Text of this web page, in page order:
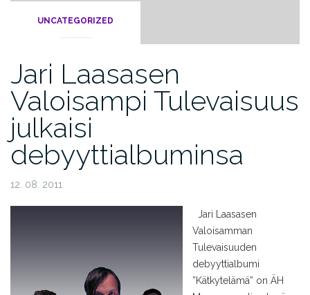
UNCATEGORIZED
Jari Laasasen
Valoisampi Tulevaisuus
julkaisi
debyyttialbuminsa
12. 08. 2011
Jari Laasasen
Valoisamman
Tulevaisuuden
debyyttialbumi
”Kätkytelämä” on ÄH